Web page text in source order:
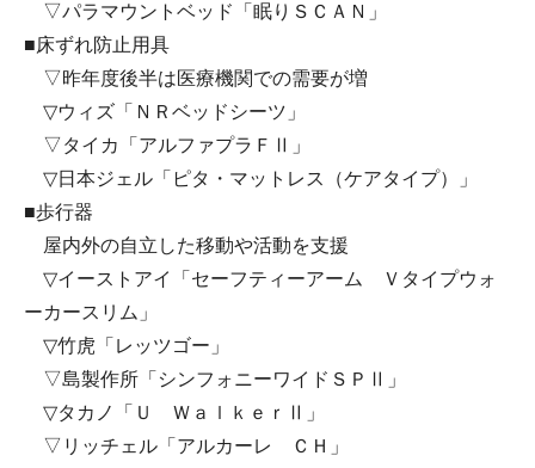
▽パラマウントベッド「眠りＳＣＡＮ」
■床ずれ防止用具
▽昨年度後半は医療機関での需要が増
▽ウィズ「ＮＲベッドシーツ」
▽タイカ「アルファプラＦⅡ」
▽日本ジェル「ピタ・マットレス（ケアタイプ）」
■歩行器
屋内外の自立した移動や活動を支援
▽イーストアイ「セーフティーアーム Ｖタイプウォ
ーカースリム」
▽竹虎「レッツゴー」
▽島製作所「シンフォニーワイドＳＰⅡ」
▽タカノ「Ｕ ＷａｌｋｅｒⅡ」
▽リッチェル「アルカーレ ＣＨ」